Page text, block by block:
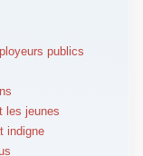
publics
les jeunes
indigne